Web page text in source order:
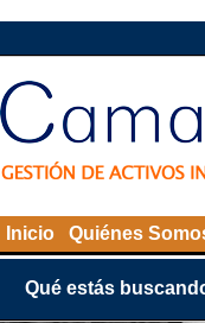
Inicio Quiénes
Qué estás